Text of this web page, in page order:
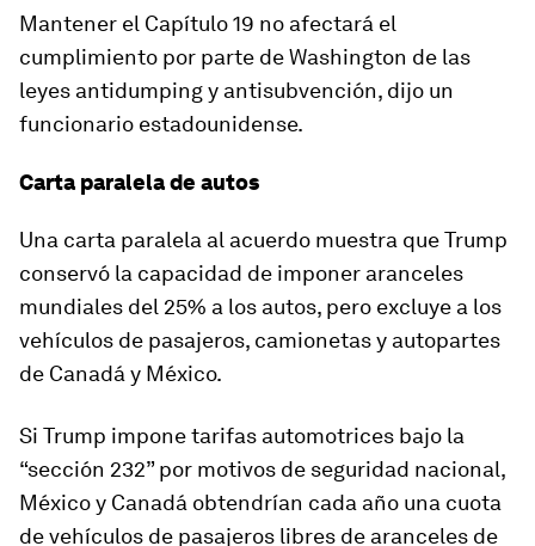
Mantener el Capítulo 19 no afectará el
cumplimiento por parte de Washington de las
leyes antidumping y antisubvención, dijo un
funcionario estadounidense.
Carta paralela de autos
Una carta paralela al acuerdo muestra que Trump
conservó la capacidad de imponer aranceles
mundiales del 25% a los autos, pero excluye a los
vehículos de pasajeros, camionetas y autopartes
de Canadá y México.
Si Trump impone tarifas automotrices bajo la
“sección 232” por motivos de seguridad nacional,
México y Canadá obtendrían cada año una cuota
de vehículos de pasajeros libres de aranceles de